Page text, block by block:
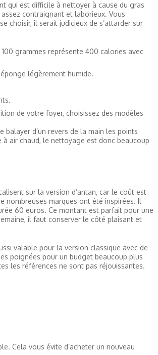
qui est difficile à nettoyer à cause du gras
assez contraignant et laborieux. Vous
choisir, il serait judicieux de s’attarder sur
grammes représente 400 calories avec
légèrement humide.
de votre foyer, choisissez des modèles
d’un revers de la main les points
air chaud, le nettoyage est donc beaucoup
sur la version d’antan, car le coût est
nombreuses marques ont été inspirées. Il
60 euros. Ce montant est parfait pour une
il faut conserver le côté plaisant et
valable pour la version classique avec de
poignées pour un budget beaucoup plus
les références ne sont pas réjouissantes.
Cela vous évite d’acheter un nouveau